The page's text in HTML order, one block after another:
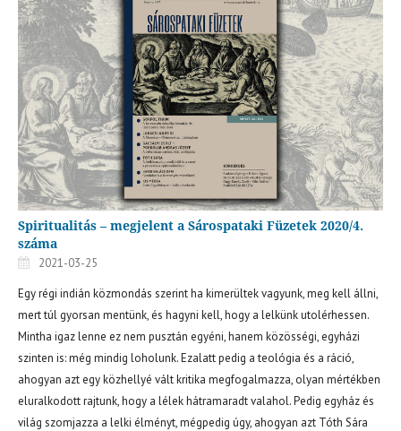
Spiritualitás – megjelent a Sárospataki Füzetek 2020/4.
száma
2021-03-25
Egy régi indián közmondás szerint ha kimerültek vagyunk, meg kell állni,
mert túl gyorsan mentünk, és hagyni kell, hogy a lelkünk utolérhessen.
Mintha igaz lenne ez nem pusztán egyéni, hanem közösségi, egyházi
szinten is: még mindig loholunk. Ezalatt pedig a teológia és a ráció,
ahogyan azt egy közhellyé vált kritika megfogalmazza, olyan mértékben
eluralkodott rajtunk, hogy a lélek hátramaradt valahol. Pedig egyház és
világ szomjazza a lelki élményt, mégpedig úgy, ahogyan azt Tóth Sára